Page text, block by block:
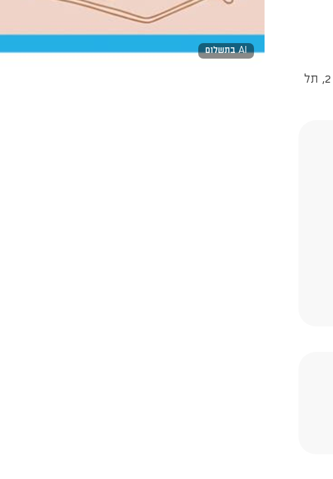
AI בתשלום
כתובתנו: תש"ח 2 , מגדלי שקל, קומה 8. דלת לבנה משמאל למעלית, תש"ח 2, תל